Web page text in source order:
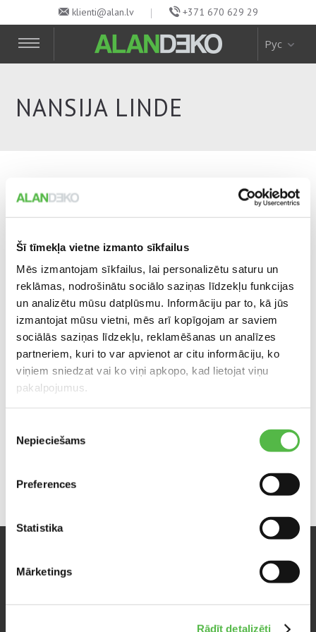
Šī tīmekļa vietne izmanto sīkfailus
Mēs izmantojam sīkfailus, lai personalizētu saturu un
reklāmas, nodrošinātu sociālo saziņas līdzekļu funkcijas
un analizētu mūsu datplūsmu. Informāciju par to, kā jūs
izmantojat mūsu vietni, mēs arī kopīgojam ar saviem
sociālās saziņas līdzekļu, reklamēšanas un analīzes
partneriem, kuri to var apvienot ar citu informāciju, ko
viņiem sniedzat vai ko viņi apkopo, kad lietojat viņu
pakalpojumus.
izvēle
Nepieciešams
Preferences
Statistika
Mārketings
Rādīt detalizēti
klienti@alan.lv +371 670 629 29
Рус
NANSIJA LINDE
NANSIJA LINDE
18 поделились в социальных сетях
Делиться: